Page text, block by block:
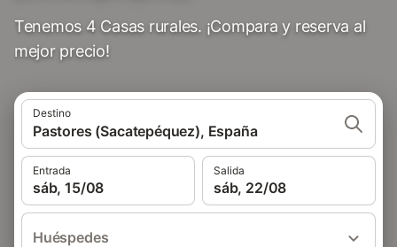
Tenemos 4 Casas rurales. ¡Compara y reserva al
mejor precio!
Destino
Pastores (Sacatepéquez), España
Entrada
sáb, 15/08
Salida
sáb, 22/08
Huéspedes